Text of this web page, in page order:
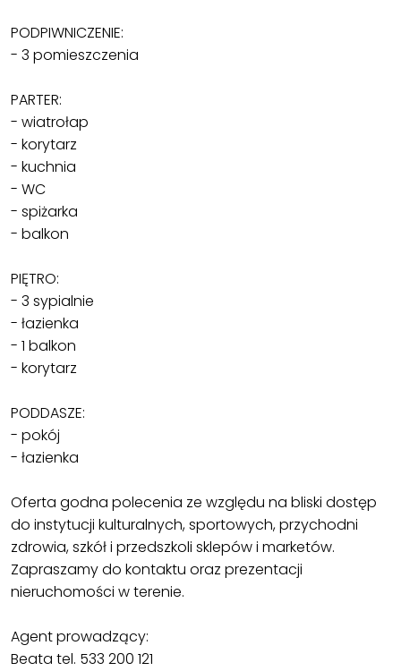
PODPIWNICZENIE:
- 3 pomieszczenia
PARTER:
- wiatrołap
- korytarz
- kuchnia
- WC
- spiżarka
- balkon
PIĘTRO:
- 3 sypialnie
- łazienka
- 1 balkon
- korytarz
PODDASZE:
- pokój
- łazienka
Oferta godna polecenia ze względu na bliski dostęp
do instytucji kulturalnych, sportowych, przychodni
zdrowia, szkół i przedszkoli sklepów i marketów.
Zapraszamy do kontaktu oraz prezentacji
nieruchomości w terenie.
Agent prowadzący:
Beata tel. 533 200 121